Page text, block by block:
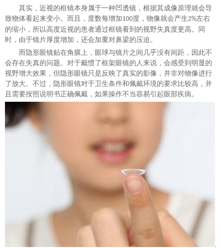
其实，近视的框镜本身属于一种凹透镜，根据其成像原理就会导
致物体看起来变小。而且，度数每增加100度，物像就会产生2%左右
的缩小，所以高度近视的患者通过框镜看到的视野失真度更高。同
时，由于镜片厚度增加，还会加重对鼻梁的压迫。
而隐形眼镜贴在角膜上，眼球与镜片之间几乎没有间距，因此不
会存在失真的问题。对于戴惯了框架眼镜的人来说，会感受到明显的
视野增大效果，但隐形眼镜只是反映了真实的影像，并非对物像进行
了放大。不过，隐形眼镜对于卫生条件和佩戴环境的要求比较高，并
且需要按照说明书正确佩戴，如果操作不当容易引起眼部疾病。